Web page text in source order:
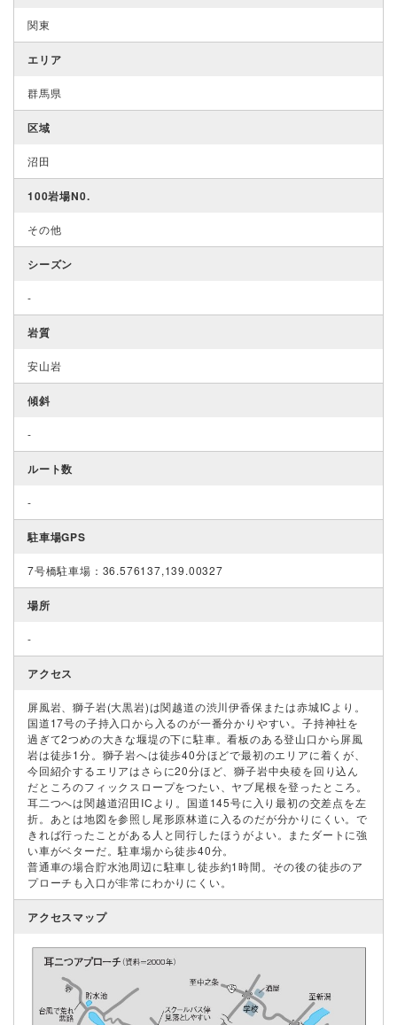
関東
エリア
群馬県
区域
沼田
100岩場N0.
その他
シーズン
-
岩質
安山岩
傾斜
-
ルート数
-
駐車場GPS
7号橋駐車場：36.576137,139.00327
場所
-
アクセス
屏風岩、獅子岩(大黒岩)は関越道の渋川伊香保または赤城ICより。
国道17号の子持入口から入るのが一番分かりやすい。子持神社を
過ぎて2つめの大きな堰堤の下に駐車。看板のある登山口から屏風
岩は徒歩1分。獅子岩へは徒歩40分ほどで最初のエリアに着くが、
今回紹介するエリアはさらに20分ほど、獅子岩中央稜を回り込ん
だところのフィックスロープをつたい、ヤブ尾根を登ったところ。
耳二つへは関越道沼田ICより。国道145号に入り最初の交差点を左
折。あとは地図を参照し尾形原林道に入るのだが分かりにくい。で
きれば行ったことがある人と同行したほうがよい。またダートに強
い車がベターだ。駐車場から徒歩40分。
普通車の場合貯水池周辺に駐車し徒歩約1時間。その後の徒歩のア
プローチも入口が非常にわかりにくい。
アクセスマップ